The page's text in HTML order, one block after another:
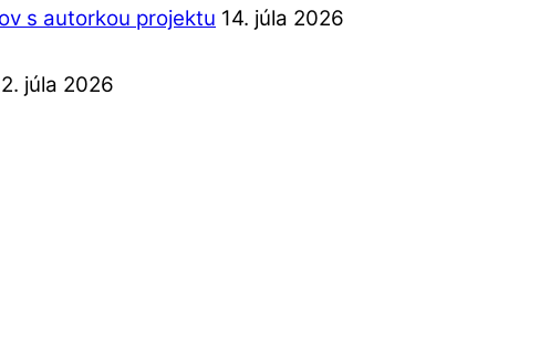
s autorkou projektu 14. júla 2026
2. júla 2026